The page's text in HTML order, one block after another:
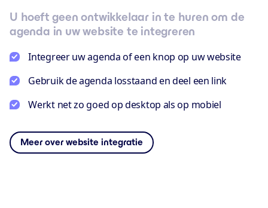
U hoeft geen ontwikkelaar in te huren om de
agenda in uw website te integreren
Integreer uw agenda of een knop op uw website
Gebruik de agenda losstaand en deel een link
Werkt net zo goed op desktop als op mobiel
Meer over website integratie